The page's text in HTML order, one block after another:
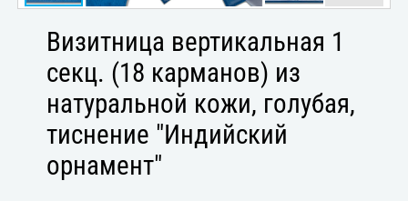
Визитница вертикальная 1
секц. (18 карманов) из
натуральной кожи, голубая,
тиснение "Индийский
орнамент"